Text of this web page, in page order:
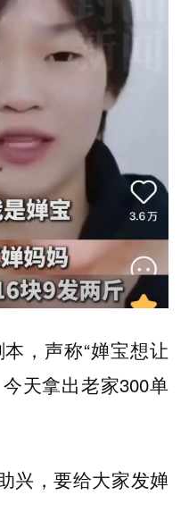
，声称“婵宝想让
天拿出老家300单
兴，要给大家发婵